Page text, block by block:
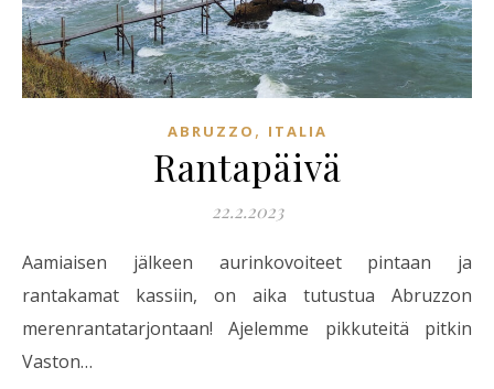
ABRUZZO , ITALIA
Rantapäivä
22.2.2023
Aamiaisen jälkeen aurinkovoiteet pintaan ja
rantakamat kassiin, on aika tutustua Abruzzon
merenrantatarjontaan! Ajelemme pikkuteitä pitkin
Vaston…